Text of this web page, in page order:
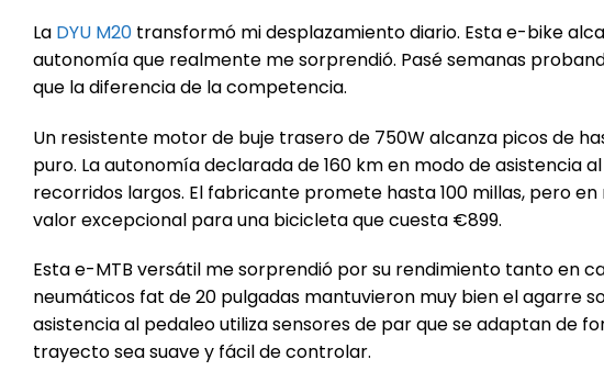
La DYU M20 transformó mi desplazamiento diario. Esta e-bike
autonomía que realmente me sorprendió. Pasé semanas
que la diferencia de la competencia.
Un resistente motor de buje trasero de 750W alcanza picos de
puro. La autonomía declarada de 160 km en modo de asistencia
recorridos largos. El fabricante promete hasta 100 millas, pero
valor excepcional para una bicicleta que cuesta €899.
Esta e-MTB versátil me sorprendió por su rendimiento tanto en
neumáticos fat de 20 pulgadas mantuvieron muy bien el agarre
asistencia al pedaleo utiliza sensores de par que se adaptan de
trayecto sea suave y fácil de controlar.